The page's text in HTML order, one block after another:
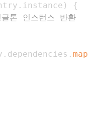
. instance )
{
톤 인스턴스 반환
. dependencies . map